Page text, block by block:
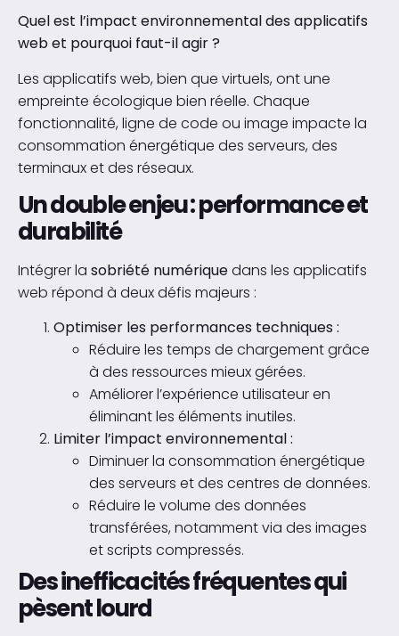
Quel est l’impact environnemental des applicatifs
web et pourquoi faut-il agir ?
Les applicatifs web, bien que virtuels, ont une
empreinte écologique bien réelle. Chaque
fonctionnalité, ligne de code ou image impacte la
consommation énergétique des serveurs, des
terminaux et des réseaux.
Un double enjeu : performance et
durabilité
Intégrer la sobriété numériquedans les applicatifs
web répond à deux défis majeurs :
Optimiser les performances techniques :
Réduire les temps de chargement grâce
à des ressources mieux gérées.
Améliorer l’expérience utilisateur en
éliminant les éléments inutiles.
Limiter l’impact environnemental :
Diminuer la consommation énergétique
des serveurs et des centres de données.
Réduire le volume des données
transférées, notamment via des images
et scripts compressés.
Des inefficacités fréquentes qui
pèsent lourd